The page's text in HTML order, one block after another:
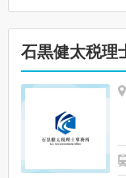
石黒健太税理